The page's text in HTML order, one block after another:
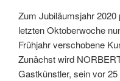
Zum Jubiläumsjahr
letzten Oktoberwoche
Frühjahr verschobene
Zunächst wird
Gastkünstler, sein vor